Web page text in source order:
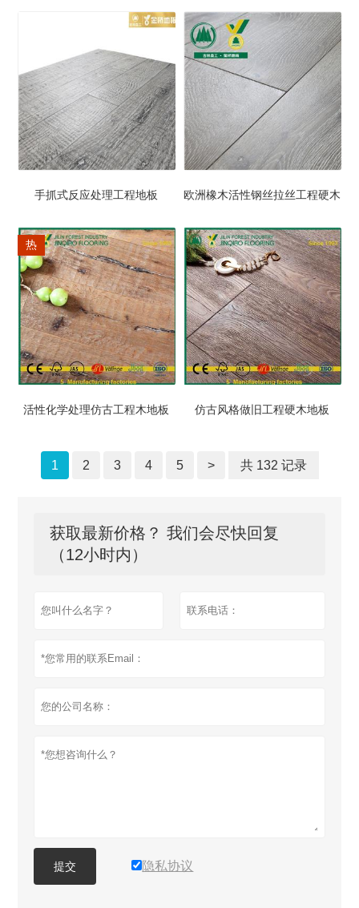
手抓式反应处理工程地板 欧洲橡木活性钢丝拉丝工程硬木
热
活性化学处理仿古工程木地板 仿古风格做旧工程硬木地板
1 2 3 4 5 > 共 132 记录
获取最新价格？ 我们会尽快回复
（12小时内）
提交 隐私协议